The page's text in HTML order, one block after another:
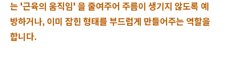
는 '근육의 움직임' 을 줄여주어 주름이 생기지 않도록 예
방하거나, 이미 잡힌 형태를 부드럽게 만들어주는 역할을
합니다.